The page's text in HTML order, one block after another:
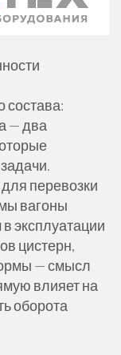
состава:
— два
перевозки
вагоны
эксплуатации
цистерн,
— смысл
влияет на
оборота